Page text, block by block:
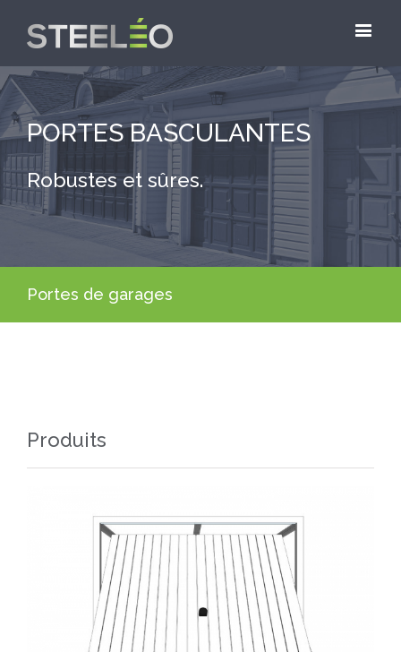
PORTES BASCULANTES
Robustes et sûres.
Portes de garages
Produits